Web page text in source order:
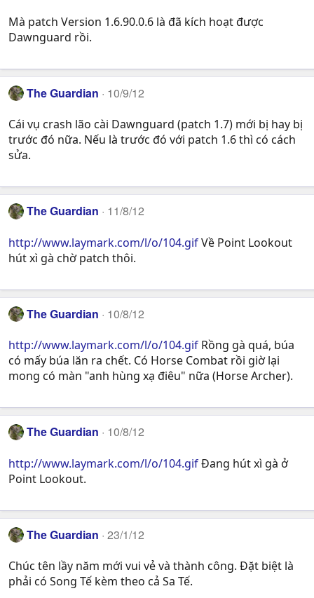
Mà patch Version 1.6.90.0.6 là đã kích hoạt được
Dawnguard rồi.
The Guardian 10/9/12
Cái vụ crash lão cài Dawnguard (patch 1.7) mới bị hay bị
trước đó nữa. Nếu là trước đó với patch 1.6 thì có cách
sửa.
The Guardian 11/8/12
http://www.laymark.com/l/o/104.gifVề Point Lookout
hút xì gà chờ patch thôi.
The Guardian 10/8/12
http://www.laymark.com/l/o/104.gif Rồng gà quá, búa
có mấy búa lăn ra chết. Có Horse Combat rồi giờ lại
mong có màn "anh hùng xạ điêu" nữa (Horse Archer).
The Guardian 10/8/12
http://www.laymark.com/l/o/104.gifĐang hút xì gà ở
Point Lookout.
The Guardian 23/1/12
Chúc tên lầy năm mới vui vẻ và thành công. Đặt biệt là
phải có Song Tế kèm theo cả Sa Tế.